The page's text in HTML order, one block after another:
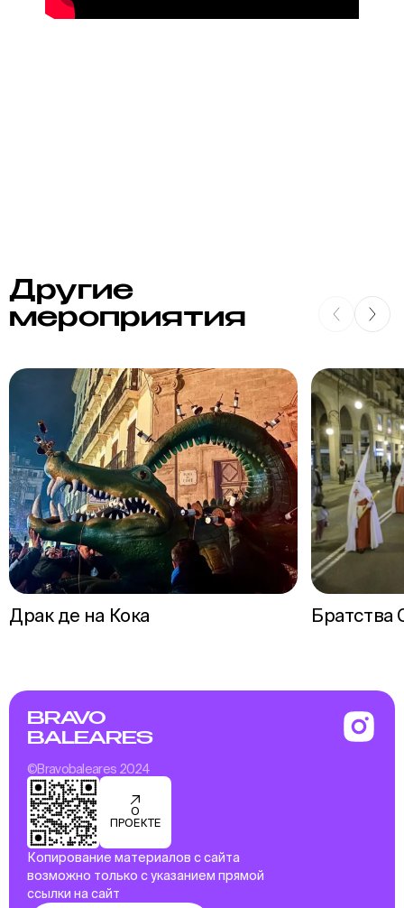
Другие
мероприятия
Драк де на Кока Братства
BRAVO
BALEARES
©Bravobaleares 2024
О
ПРОЕКТЕ
Копирование материалов с сайта
возможно только с указанием прямой
ссылки на сайт